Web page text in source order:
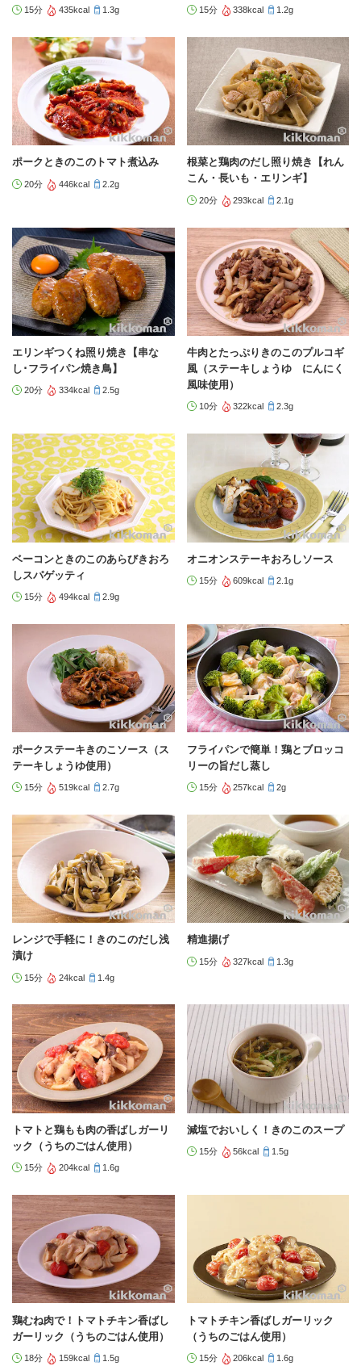
15分 435kcal 1.3g 15分 338kcal 1.2g
ポークときのこのトマト煮込み
20分 446kcal 2.2g
根菜と鶏肉のだし照り焼き【れん
こん・長いも・エリンギ】
20分 293kcal 2.1g
エリンギつくね照り焼き【串な
し･フライパン焼き鳥】
20分 334kcal 2.5g
牛肉とたっぷりきのこのプルコギ
風（ステーキしょうゆ にんにく
風味使用）
10分 322kcal 2.3g
ベーコンときのこのあらびきおろ
しスパゲッティ
15分 494kcal 2.9g
オニオンステーキおろしソース
15分 609kcal 2.1g
ポークステーキきのこソース（ス
テーキしょうゆ使用）
15分 519kcal 2.7g
フライパンで簡単！鶏とブロッコ
リーの旨だし蒸し
15分 257kcal 2g
レンジで手軽に！きのこのだし浅
漬け
15分 24kcal 1.4g
精進揚げ
15分 327kcal 1.3g
トマトと鶏もも肉の香ばしガーリ
ック（うちのごはん使用）
15分 204kcal 1.6g
減塩でおいしく！きのこのスープ
15分 56kcal 1.5g
鶏むね肉で！トマトチキン香ばし
ガーリック（うちのごはん使用）
18分 159kcal 1.5g
トマトチキン香ばしガーリック
（うちのごはん使用）
15分 206kcal 1.6g